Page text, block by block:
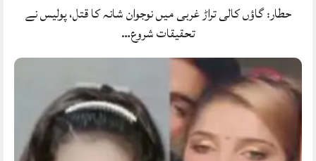
حطار: گاؤں کالی تراڑ غربی میں نوجوان شانہ کا قتل، پولیس نے
تحقیقات شروع…